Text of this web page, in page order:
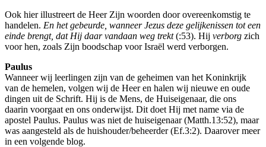
Ook hier illustreert de Heer Zijn woorden door overeenkomstig te
handelen. En het gebeurde, wanneer Jezus deze gelijkenissen tot een
einde brengt, dat Hij daar vandaan weg trekt(:53). Hij verborg zich
voor hen, zoals Zijn boodschap voor Israël werd verborgen.
Paulus
Wanneer wij leerlingen zijn van de geheimen van het Koninkrijk
van de hemelen, volgen wij de Heer en halen wij nieuwe en oude
dingen uit de Schrift. Hij is de Mens, de Huiseigenaar, die ons
daarin voorgaat en ons onderwijst. Dit doet Hij met name via de
apostel Paulus. Paulus was niet de huiseigenaar (Matth.13:52), maar
was aangesteld als de huishouder/beheerder (Ef.3:2). Daarover meer
in een volgende blog.